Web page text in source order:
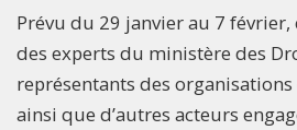
Prévu du 29 janvier au 7
des experts du ministère des
représentants des
ainsi que d’autres acteurs